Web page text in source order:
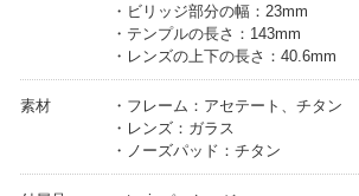
・ビリッジ部分の幅：23mm
・テンプルの長さ：143mm
・レンズの上下の長さ：40.6mm
素材
・フレーム：アセテート、チタン
・レンズ：ガラス
・ノーズパッド：チタン